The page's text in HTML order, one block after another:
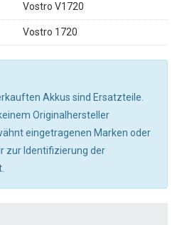
Vostro V1720
Vostro 1720
Akkus sind Ersatzteile.
Originalhersteller
eingetragenen Marken oder
zur Identifizierung der